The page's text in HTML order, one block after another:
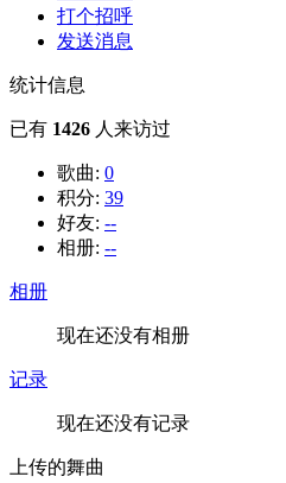
打个招呼
发送消息
统计信息
已有 1426 人来访过
歌曲: 0
积分: 39
好友: --
相册: --
相册
现在还没有相册
记录
现在还没有记录
上传的舞曲